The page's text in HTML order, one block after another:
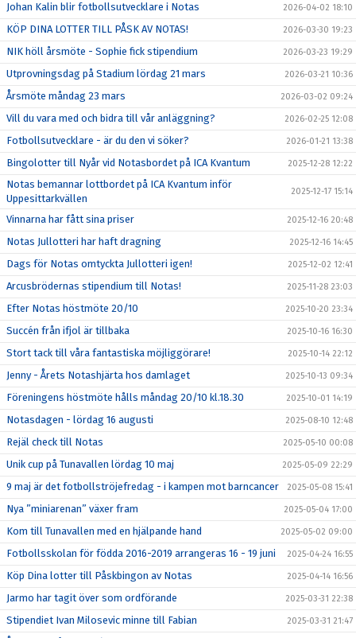
Johan Kalin blir fotbollsutvecklare i Notas 2026-04-02 18:10
KÖP DINA LOTTER TILL PÅSK AV NOTAS! 2026-03-30 19:23
NIK höll årsmöte - Sophie fick stipendium 2026-03-23 19:29
Utprovningsdag på Stadium lördag 21 mars 2026-03-21 10:36
Årsmöte måndag 23 mars 2026-03-02 09:24
Vill du vara med och bidra till vår anläggning? 2026-02-25 12:08
Fotbollsutvecklare - är du den vi söker? 2026-01-21 13:38
Bingolotter till Nyår vid Notasbordet på ICA Kvantum 2025-12-28 12:22
Notas bemannar lottbordet på ICA Kvantum inför
Uppesittarkvällen
2025-12-17 15:14
Vinnarna har fått sina priser 2025-12-16 20:48
Notas Jullotteri har haft dragning 2025-12-16 14:45
Dags för Notas omtyckta Jullotteri igen! 2025-12-02 12:41
Arcusbrödernas stipendium till Notas! 2025-11-28 23:03
Efter Notas höstmöte 20/10 2025-10-20 23:34
Succén från ifjol är tillbaka 2025-10-16 16:30
Stort tack till våra fantastiska möjliggörare! 2025-10-14 22:12
Jenny - Årets Notashjärta hos damlaget 2025-10-13 09:34
Föreningens höstmöte hålls måndag 20/10 kl.18.30 2025-10-01 14:19
Notasdagen - lördag 16 augusti 2025-08-10 12:48
Rejäl check till Notas 2025-05-10 00:08
Unik cup på Tunavallen lördag 10 maj 2025-05-09 22:29
9 maj är det fotbollströjefredag - i kampen mot barncancer 2025-05-08 15:41
Nya ”miniarenan” växer fram 2025-05-04 17:00
Kom till Tunavallen med en hjälpande hand 2025-05-02 09:00
Fotbollsskolan för födda 2016-2019 arrangeras 16 - 19 juni 2025-04-24 16:55
Köp Dina lotter till Påskbingon av Notas 2025-04-14 16:56
Jarmo har tagit över som ordförande 2025-03-31 22:38
Stipendiet Ivan Milosevic minne till Fabian 2025-03-31 21:47